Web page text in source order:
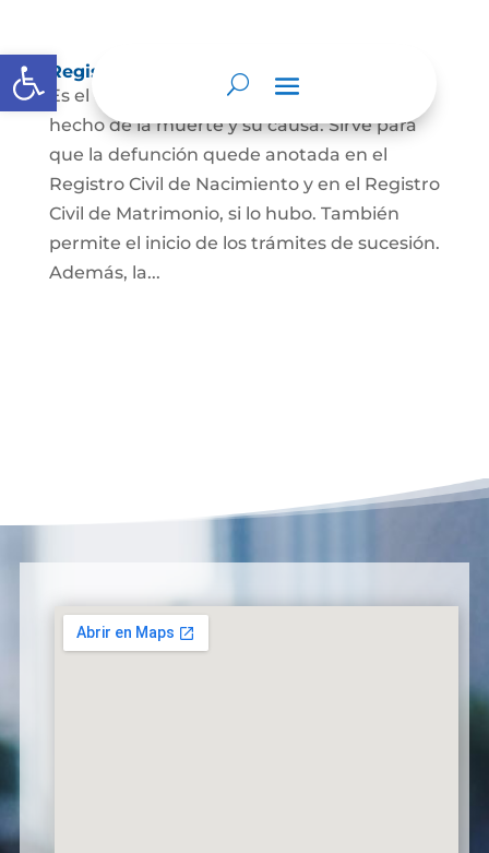
Abrir barra de herramientas
Registro Civil de Defunción
Es el documento público que prueba el
hecho de la muerte y su causa. Sirve para
que la defunción quede anotada en el
Registro Civil de Nacimiento y en el Registro
Civil de Matrimonio, si lo hubo. También
permite el inicio de los trámites de sucesión.
Además, la...